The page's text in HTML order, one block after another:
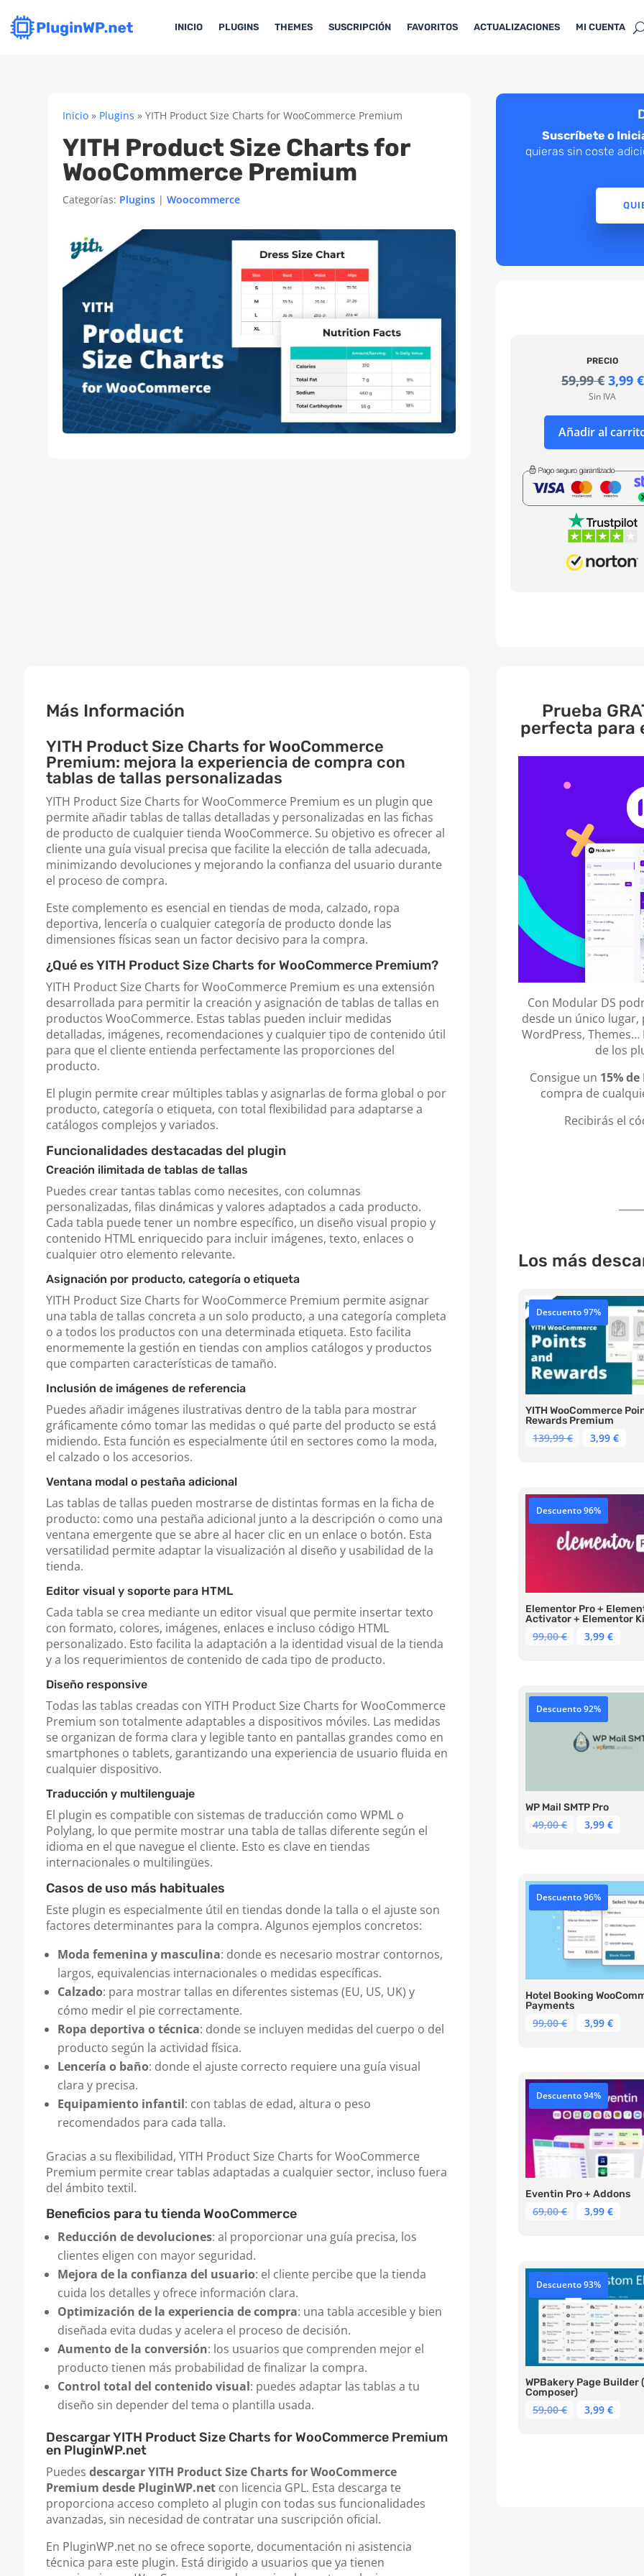
INICIO PLUGINS THEMES SUSCRIPCIÓN FAVORITOS ACTUALIZACIONES MI CUENTA
Inicio » Plugins »YITH Product Size Charts for WooCommerce Premium
YITH Product Size Charts for
WooCommerce Premium
Categorías: Plugins |Woocommerce
Suscríbete o
quieras sin coste
PRECIO
59,99€ El
precio
era:
3,99 €
Sin IVA
Añadir al
Más Información
YITH Product Size Charts for WooCommerce
Premium: mejora la experiencia de compra con
tablas de tallas personalizadas
YITH Product Size Charts for WooCommerce Premium es un plugin que
permite añadir tablas de tallas detalladas y personalizadas en las fichas
de producto de cualquier tienda WooCommerce. Su objetivo es ofrecer al
cliente una guía visual precisa que facilite la elección de talla adecuada,
minimizando devoluciones y mejorando la confianza del usuario durante
el proceso de compra.
Este complemento es esencial en tiendas de moda, calzado, ropa
deportiva, lencería o cualquier categoría de producto donde las
dimensiones físicas sean un factor decisivo para la compra.
¿Qué es YITH Product Size Charts for WooCommerce Premium?
YITH Product Size Charts for WooCommerce Premium es una extensión
desarrollada para permitir la creación y asignación de tablas de tallas en
productos WooCommerce. Estas tablas pueden incluir medidas
detalladas, imágenes, recomendaciones y cualquier tipo de contenido útil
para que el cliente entienda perfectamente las proporciones del
producto.
El plugin permite crear múltiples tablas y asignarlas de forma global o por
producto, categoría o etiqueta, con total flexibilidad para adaptarse a
catálogos complejos y variados.
Funcionalidades destacadas del plugin
Creación ilimitada de tablas de tallas
Puedes crear tantas tablas como necesites, con columnas
personalizadas, filas dinámicas y valores adaptados a cada producto.
Cada tabla puede tener un nombre específico, un diseño visual propio y
contenido HTML enriquecido para incluir imágenes, texto, enlaces o
cualquier otro elemento relevante.
Asignación por producto, categoría o etiqueta
YITH Product Size Charts for WooCommerce Premium permite asignar
una tabla de tallas concreta a un solo producto, a una categoría completa
o a todos los productos con una determinada etiqueta. Esto facilita
enormemente la gestión en tiendas con amplios catálogos y productos
que comparten características de tamaño.
Inclusión de imágenes de referencia
Puedes añadir imágenes ilustrativas dentro de la tabla para mostrar
gráficamente cómo tomar las medidas o qué parte del producto se está
midiendo. Esta función es especialmente útil en sectores como la moda,
el calzado o los accesorios.
Ventana modal o pestaña adicional
Las tablas de tallas pueden mostrarse de distintas formas en la ficha de
producto: como una pestaña adicional junto a la descripción o como una
ventana emergente que se abre al hacer clic en un enlace o botón. Esta
versatilidad permite adaptar la visualización al diseño y usabilidad de la
tienda.
Editor visual y soporte para HTML
Cada tabla se crea mediante un editor visual que permite insertar texto
con formato, colores, imágenes, enlaces e incluso código HTML
personalizado. Esto facilita la adaptación a la identidad visual de la tienda
y a los requerimientos de contenido de cada tipo de producto.
Diseño responsive
Todas las tablas creadas con YITH Product Size Charts for WooCommerce
Premium son totalmente adaptables a dispositivos móviles. Las medidas
se organizan de forma clara y legible tanto en pantallas grandes como en
smartphones o tablets, garantizando una experiencia de usuario fluida en
cualquier dispositivo.
Traducción y multilenguaje
El plugin es compatible con sistemas de traducción como WPML o
Polylang, lo que permite mostrar una tabla de tallas diferente según el
idioma en el que navegue el cliente. Esto es clave en tiendas
internacionales o multilingües.
Casos de uso más habituales
Este plugin es especialmente útil en tiendas donde la talla o el ajuste son
factores determinantes para la compra. Algunos ejemplos concretos:
Moda femenina y masculina: donde es necesario mostrar contornos,
largos, equivalencias internacionales o medidas específicas.
Calzado: para mostrar tallas en diferentes sistemas (EU, US, UK) y
cómo medir el pie correctamente.
Ropa deportiva o técnica: donde se incluyen medidas del cuerpo o del
producto según la actividad física.
Lencería o baño: donde el ajuste correcto requiere una guía visual
clara y precisa.
Equipamiento infantil: con tablas de edad, altura o peso
recomendados para cada talla.
Gracias a su flexibilidad, YITH Product Size Charts for WooCommerce
Premium permite crear tablas adaptadas a cualquier sector, incluso fuera
del ámbito textil.
Beneficios para tu tienda WooCommerce
Reducción de devoluciones: al proporcionar una guía precisa, los
clientes eligen con mayor seguridad.
Mejora de la confianza del usuario: el cliente percibe que la tienda
cuida los detalles y ofrece información clara.
Optimización de la experiencia de compra: una tabla accesible y bien
diseñada evita dudas y acelera el proceso de decisión.
Aumento de la conversión: los usuarios que comprenden mejor el
producto tienen más probabilidad de finalizar la compra.
Control total del contenido visual: puedes adaptar las tablas a tu
diseño sin depender del tema o plantilla usada.
Descargar YITH Product Size Charts for WooCommerce Premium
en PluginWP.net
Puedes descargar YITH Product Size Charts for WooCommerce
Premium desde PluginWP.netcon licencia GPL. Esta descarga te
proporciona acceso completo al plugin con todas sus funcionalidades
avanzadas, sin necesidad de contratar una suscripción oficial.
En PluginWP.net no se ofrece soporte, documentación ni asistencia
técnica para este plugin. Está dirigido a usuarios que ya tienen
Prueba
perfecta para
Con Modular DS
desde un único lugar,
WordPress,
de los
Consigue un 15%
compra de
Recibirás el
Los más
Descuento 97%
YITH WooCommerce
Rewards Premium
139,99€
El
139,99 €.
3,99€
Descuento 96%
Elementor Pro +
Activator + Elementor
99,00€
El
99,00 €.
3,99€
3,99
Descuento 92%
WP Mail SMTP Pro
49,00€
El
49,00 €.
3,99€
3,99
Descuento 96%
Hotel Booking
Payments
99,00€
El
99,00 €.
3,99€
3,99
Descuento 94%
Eventin Pro + Addons
69,00€
El
69,00 €.
3,99€
3,99
Descuento 93%
WPBakery Page Builder
Composer)
59,00€
El3,99€